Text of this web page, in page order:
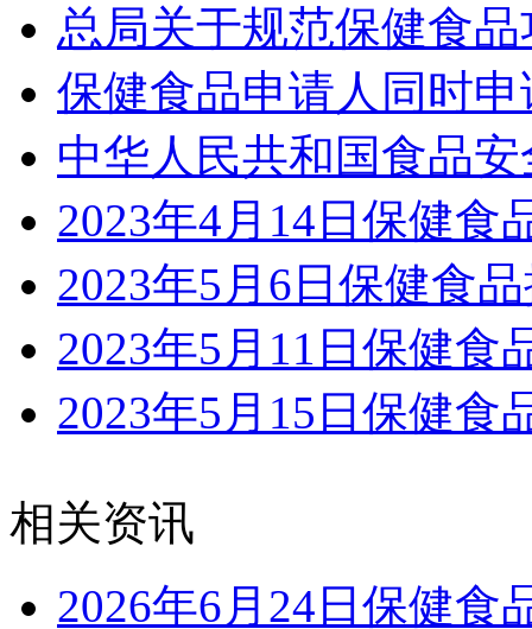
总局关于规范保健食
保健食品申请人同时
中华人民共和国食品
2023年4月14日保健食
2023年5月6日保健食
2023年5月11日保健食
2023年5月15日保健食
相关资讯
2026年6月24日保健食